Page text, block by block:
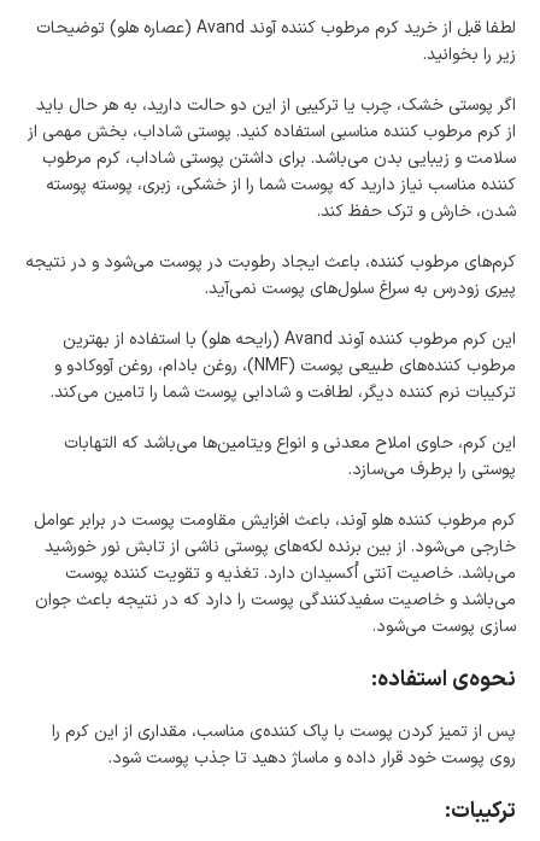
وجود دارد.
امکان پرداخت اقساطی
ضمانت اصالت کالا
گارانتی معتبر برای تمامی محصولات ارائه می‌شود.
لطفا قبل از خرید کرم مرطوب کننده آوند Avand (عصاره هلو) توضیحات
زیر را بخوانید.
اگر پوستی خشک، چرب یا ترکیبی از این دو حالت دارید، به هر حال باید
از کرم مرطوب کننده مناسبی استفاده کنید. پوستی شاداب، بخش مهمی از
سلامت و زیبایی بدن می‌باشد. برای داشتن پوستی شاداب، کرم مرطوب
کننده مناسب نیاز دارید که پوست شما را از خشکی، زبری، پوسته پوسته
شدن، خارش و ترک حفظ کند.
کرم‌های مرطوب کننده، باعث ایجاد رطوبت در پوست می‌شود و در نتیجه
پیری زودرس به سراغ سلول‌های پوست نمی‌آید.
این کرم مرطوب کننده آوند Avand (رایحه هلو) با استفاده از بهترین
مرطوب کننده‌های طبیعی پوست (NMF)، روغن بادام، روغن آووکادو و
ترکیبات نرم کننده دیگر، لطافت و شادابی پوست شما را تامین می‌کند.
این کرم، حاوی املاح معدنی و انواع ویتامین‌ها می‌باشد که التهابات
پوستی را برطرف می‌سازد.
کرم مرطوب کننده هلو آوند، باعث افزایش مقاومت پوست در برابر عوامل
خارجی می‌شود. از بین برنده لکه‌های پوستی ناشی از تابش نور خورشید
می‌باشد. خاصیت آنتی اُکسیدان دارد. تغذیه و تقویت کننده پوست
می‌باشد و خاصیت سفیدکنندگی پوست را دارد که در نتیجه باعث جوان
سازی پوست می‌شود.
نحوه‌ی استفاده:
پس از تمیز کردن پوست با پاک کننده‌ی مناسب، مقداری از این کرم را
روی پوست خود قرار داده و ماساژ دهید تا جذب پوست شود.
ترکیبات: